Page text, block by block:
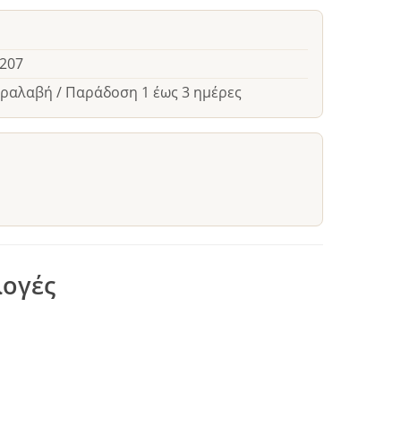
/ Παράδοση 1 έως 3 ημέρες